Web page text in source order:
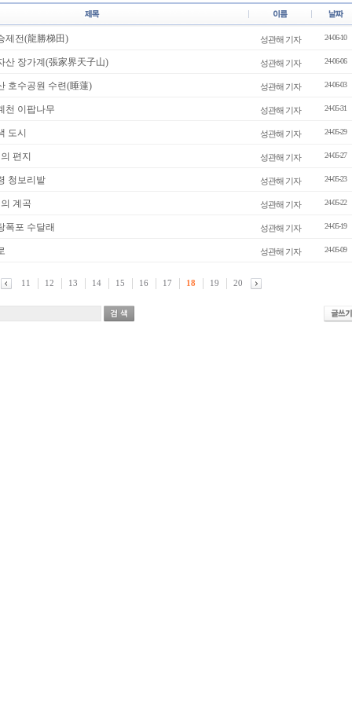
제전(龍勝梯田) 성관해 기자 24-06-10
산 장가계(張家界天子山) 성관해 기자 24-06-06
호수공원 수련(睡蓮) 성관해 기자 24-06-03
천 이팝나무 성관해 기자 24-05-31
도시 성관해 기자 24-05-29
편지 성관해 기자 24-05-27
청보리밭 성관해 기자 24-05-23
계곡 성관해 기자 24-05-22
폭포 수달래 성관해 기자 24-05-19
성관해 기자 24-05-09
11 12 13 14 15 16 17 18 19 20